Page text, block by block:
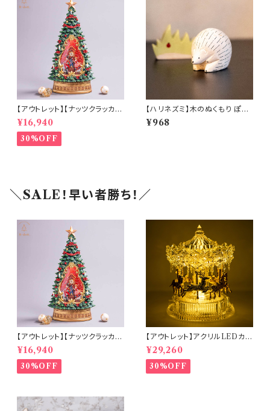
【アウトレット】【ナッツクラッカー
ツリー】リキッドLEDスノードー
ム【電池・USB仕様】(hr-1093
4)
¥16,940
30%OFF
【ハリネズミ】木のぬくもり ぽれ
ぽれ動物
¥968
＼SALE！早い者勝ち！／
【アウトレット】【ナッツクラッカー
ツリー】リキッドLEDスノードー
ム【電池・USB仕様】(hr-1093
4)
¥16,940
30%OFF
【アウトレット】アクリルLEDカル
ーセルミュージック(10350)
¥29,260
30%OFF